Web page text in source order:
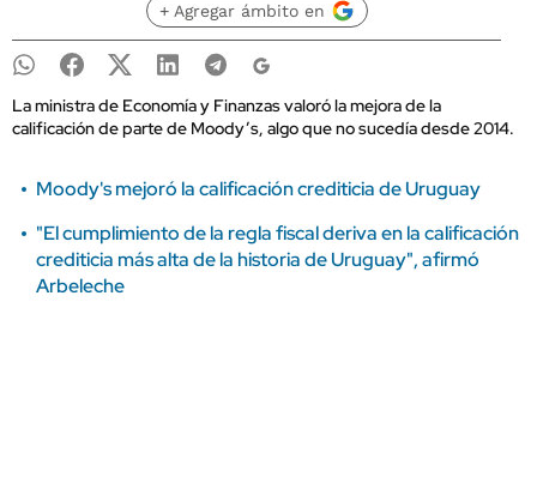
+ Agregar ámbito en
La ministra de Economía y Finanzas valoró la mejora de la
calificación de parte de Moody’s, algo que no sucedía desde 2014.
Moody's mejoró la calificación crediticia de Uruguay
"El cumplimiento de la regla fiscal deriva en la calificación
crediticia más alta de la historia de Uruguay", afirmó
Arbeleche